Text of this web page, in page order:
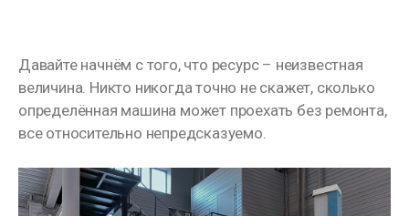
Давайте начнём с того, что ресурс – неизвестная
величина. Никто никогда точно не скажет, сколько
определённая машина может проехать без ремонта,
все относительно непредсказуемо.